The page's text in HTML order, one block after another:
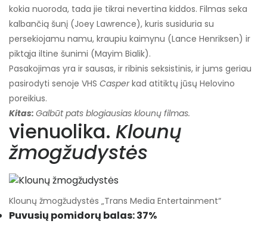
kokia nuoroda, tada jie tikrai nevertina kiddos. Filmas seka
kalbančią šunį (Joey Lawrence), kuris susiduria su
persekiojamu namu, kraupiu kaimynu (Lance Henriksen) ir
piktąja iltine šunimi (Mayim Bialik).
Pasakojimas yra ir sausas, ir ribinis seksistinis, ir jums geriau
pasirodyti senoje VHS Casperkad atitiktų jūsų Helovino
poreikius.
Kitas: Galbūt pats blogiausias klounų filmas.
vienuolika. Klounų
žmogžudystės
Klounų žmogžudystės „Trans Media Entertainment“
Puvusių pomidorų balas: 37%